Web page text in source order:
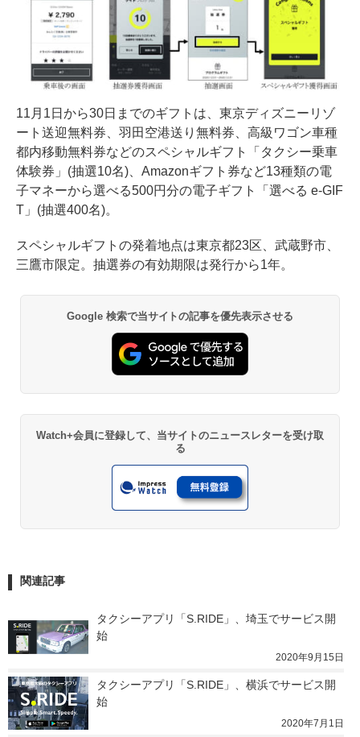
11月1日から30日までのギフトは、東京ディズニーリゾ
ート送迎無料券、羽田空港送り無料券、高級ワゴン車種
都内移動無料券などのスペシャルギフト「タクシー乗車
体験券」(抽選10名)、Amazonギフト券など13種類の電
子マネーから選べる500円分の電子ギフト「選べる e-GIF
T」(抽選400名)。
スペシャルギフトの発着地点は東京都23区、武蔵野市、
三鷹市限定。抽選券の有効期限は発行から1年。
Google 検索で当サイトの記事を優先表示させる
Watch+会員に登録して、当サイトのニュースレターを受け取
る
関連記事
タクシーアプリ「S.RIDE」、埼玉でサービス開
始
2020年9月15日
タクシーアプリ「S.RIDE」、横浜でサービス開
始
2020年7月1日